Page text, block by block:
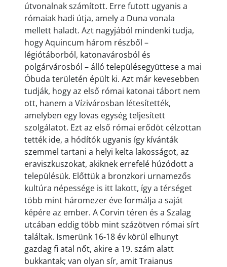
útvonalnak számított. Erre futott ugyanis a
rómaiak hadi útja, amely a Duna vonala
mellett haladt. Azt nagyjából mindenki tudja,
hogy Aquincum három részből –
légiótáborból, katonavárosból és
polgárvárosból – álló településegyüttese a mai
Óbuda területén épült ki. Azt már kevesebben
tudják, hogy az első római katonai tábort nem
ott, hanem a Vízivárosban létesítették,
amelyben egy lovas egység teljesített
szolgálatot. Ezt az első római erődöt célzottan
tették ide, a hódítók ugyanis így kívánták
szemmel tartani a helyi kelta lakosságot, az
eraviszkuszokat, akiknek errefelé húzódott a
településük. Előttük a bronzkori urnamezős
kultúra népessége is itt lakott, így a térséget
több mint háromezer éve formálja a saját
képére az ember. A Corvin téren és a Szalag
utcában eddig több mint százötven római sírt
találtak. Ismerünk 16-18 év körül elhunyt
gazdag fi atal nőt, akire a 19. szám alatt
bukkantak; van olyan sír, amit Traianus